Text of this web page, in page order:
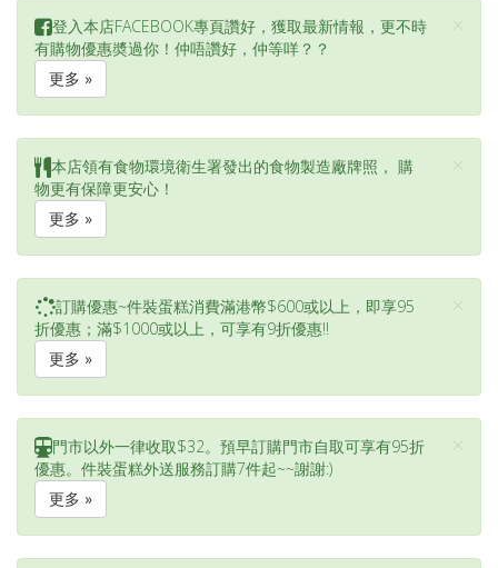
×
登入本店FACEBOOK專頁讚好，獲取最新情報，更不時
有購物優惠奬過你！仲唔讚好，仲等咩？？
更多 »
×
本店領有食物環境衛生署發出的食物製造廠牌照， 購
物更有保障更安心！
更多 »
×
訂購優惠~件裝蛋糕消費滿港幣$600或以上，即享95
折優惠；滿$1000或以上，可享有9折優惠!!
更多 »
×
門市以外一律收取$32。預早訂購門市自取可享有95折
優惠。件裝蛋糕外送服務訂購7件起~~謝謝:)
更多 »